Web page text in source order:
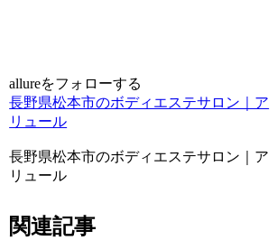
allureをフォローする
長野県松本市のボディエステサロン｜ア
リュール
長野県松本市のボディエステサロン｜ア
リュール
関連記事